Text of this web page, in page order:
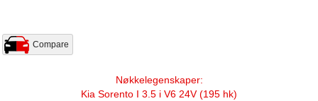
Compare
Nøkkelegenskaper:
Kia Sorento I 3.5 i V6 24V (195 hk)